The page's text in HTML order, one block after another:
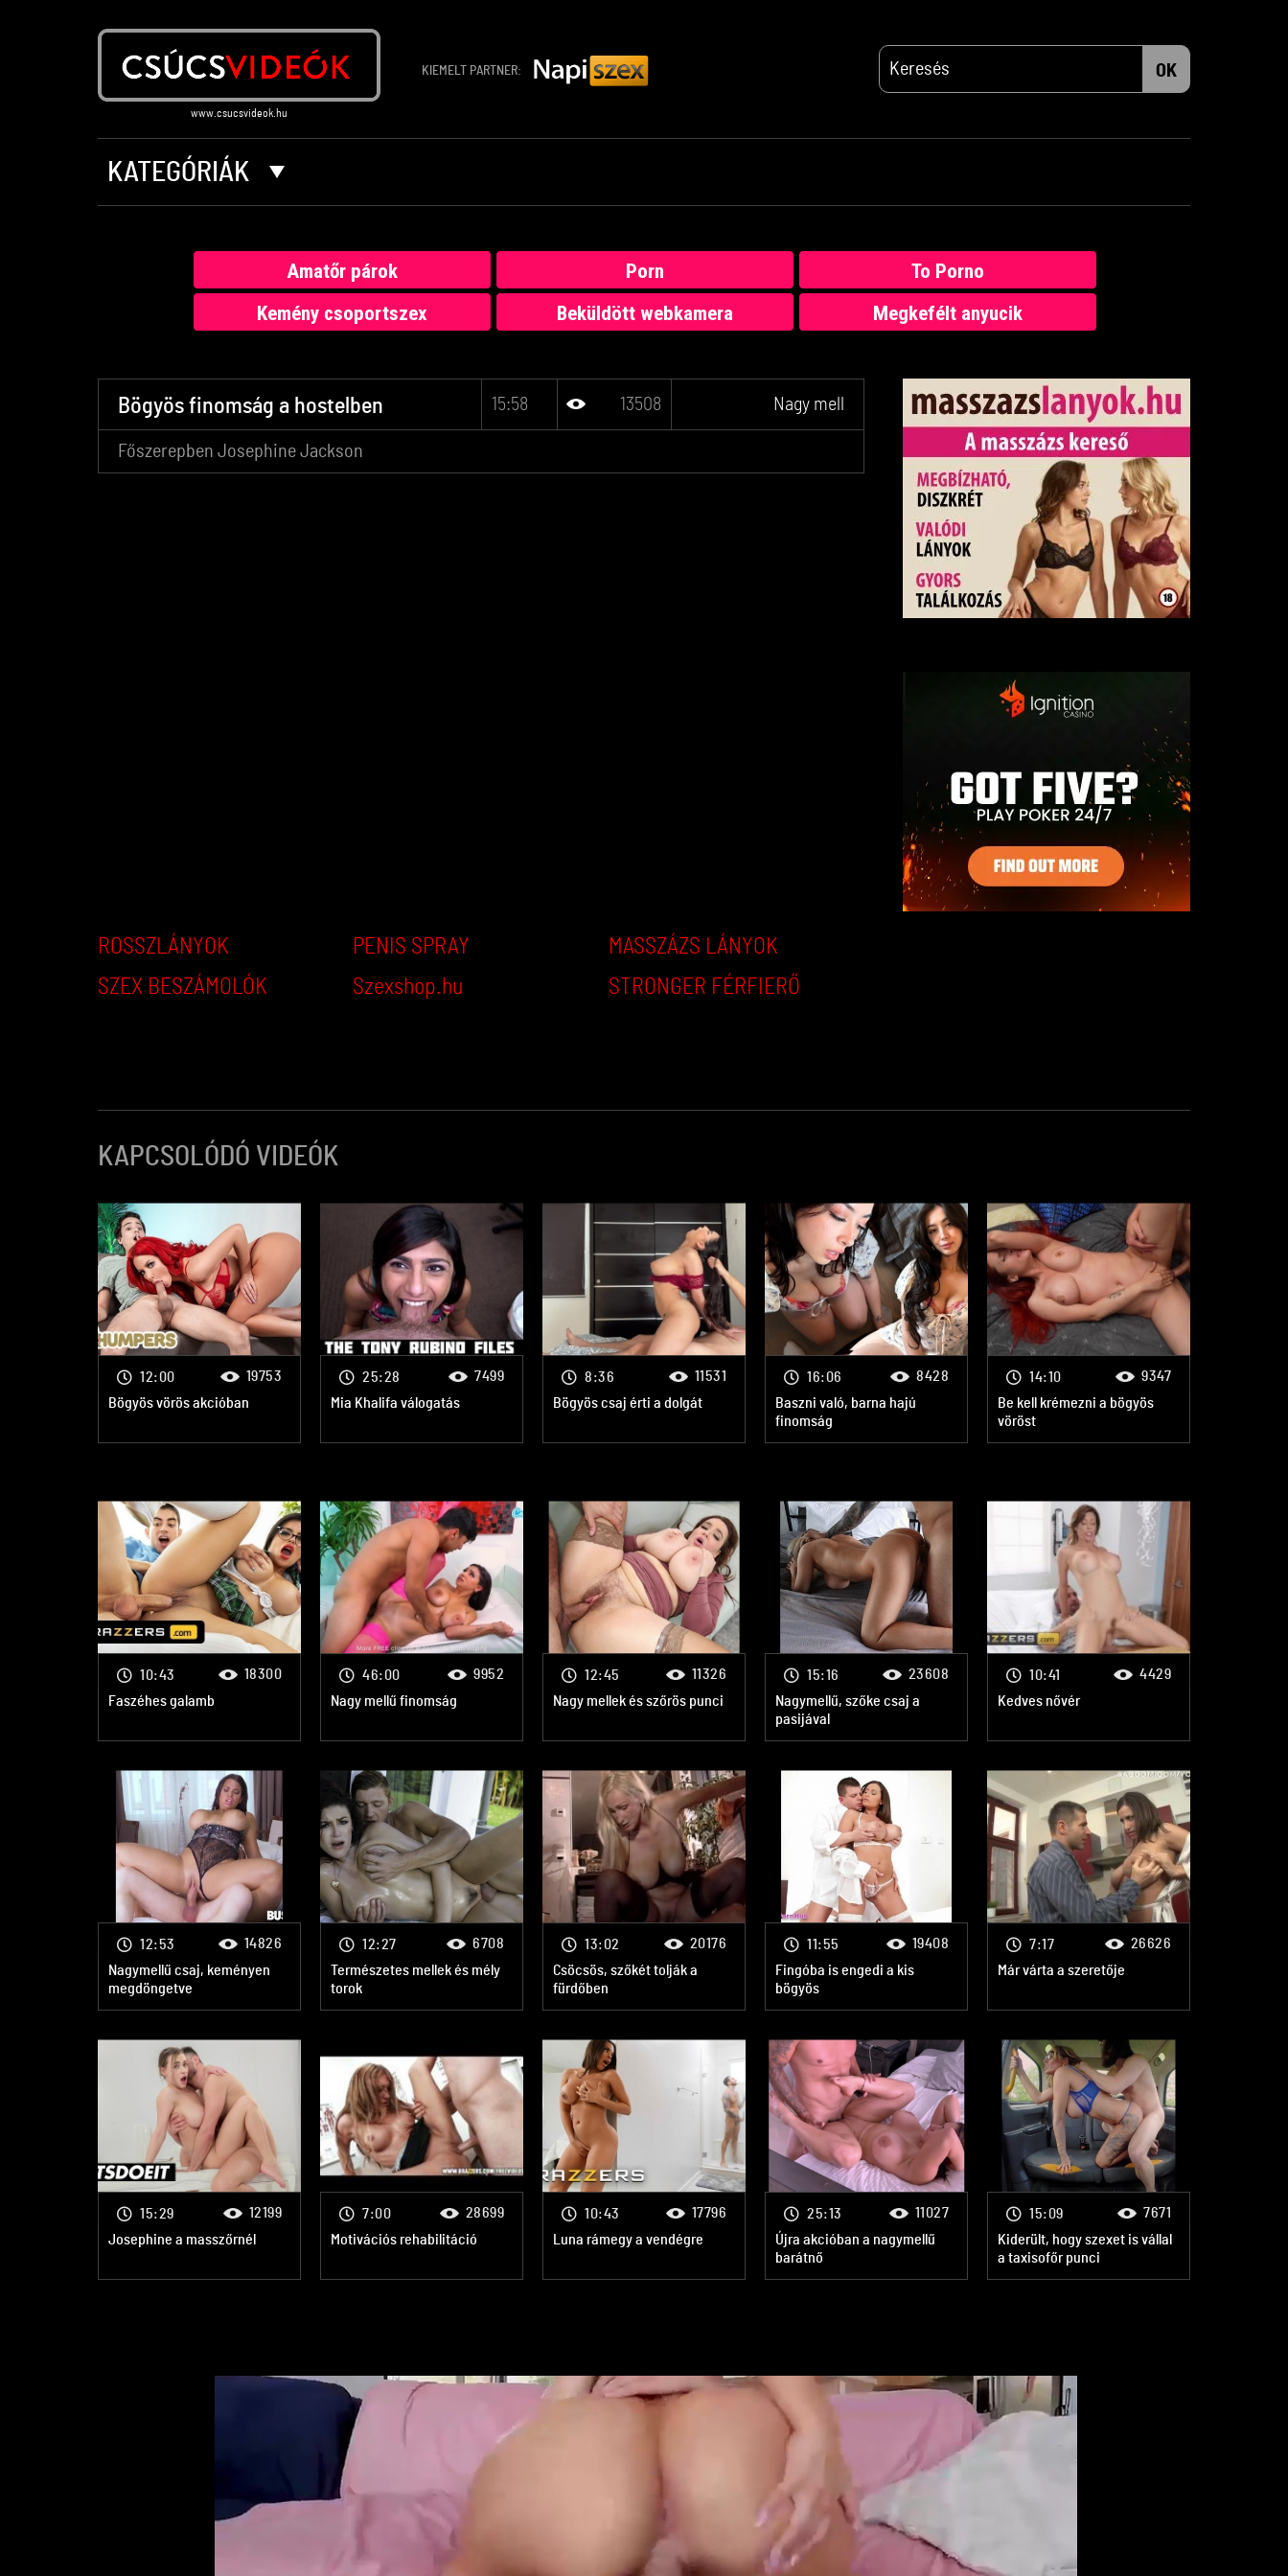
KIEMELT PARTNER:
KATEGÓRIÁK
OK
Amatőr párok Porn
To Porno
Kemény csoportszex
Beküldött webkamera Megkefélt anyucik
Bögyös finomság a hostelben 15:58 13508 Nagy mell
Főszerepben Josephine Jackson
ROSSZLÁNYOK PENIS SPRAY
MASSZÁZS LÁNYOK
SZEX BESZÁMOLÓK
Szexshop.hu STRONGER FÉRFIERŐ
KAPCSOLÓDÓ VIDEÓK
Bögyös vörös akcióban
12:00
19753
Mia Khalifa válogatás
25:28
7499
Bögyös csaj érti a dolgát
8:36
11531
Baszni való, barna hajú
finomság
16:06
8428
Be kell krémezni a bögyös
vöröst
14:10 9347
Faszéhes galamb
10:43
18300
Nagy mellű finomság
46:00
9952
Nagy mellek és szőrös punci
12:45
11326
Nagymellű, szőke csaj a
pasijával
15:16
23608
Kedves nővér
10:41 4429
Nagymellű csaj, keményen
megdöngetve
12:53
14826
Természetes mellek és mély
torok
12:27
6708
Csöcsös, szőkét tolják a
fürdőben
13:02
20176
Fingóba is engedi a kis
bögyös
11:55
19408
Már várta a szeretője
7:17 26626
Josephine a masszőrnél
15:29
12199
Motivációs rehabilitáció
7:00
28699
Luna rámegy a vendégre
10:43
17796
Újra akcióban a nagymellű
barátnő
25:13
11027
Kiderült, hogy szexet is vállal
a taxisofőr punci
15:09 7671